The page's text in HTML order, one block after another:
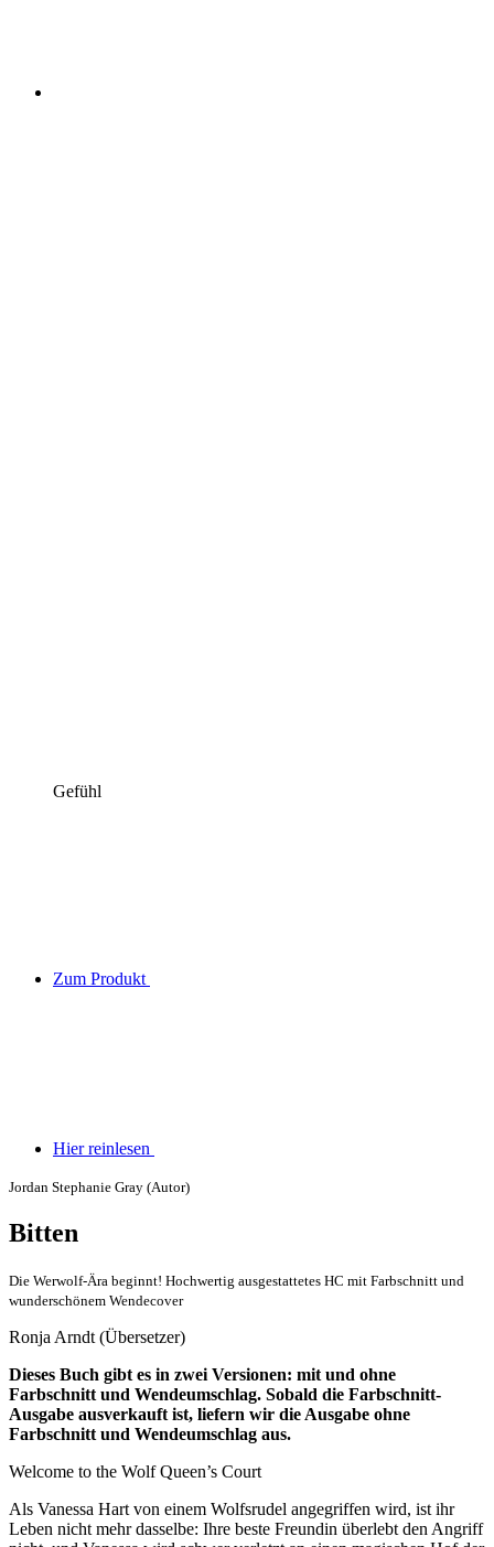
Gefühl
Zum Produkt
Hier reinlesen
Jordan Stephanie Gray (Autor)
Bitten
Die Werwolf-Ära beginnt! Hochwertig ausgestattetes HC mit Farbschnitt und
wunderschönem Wendecover
Ronja Arndt (Übersetzer)
Dieses Buch gibt es in zwei Versionen: mit und ohne
Farbschnitt und Wendeumschlag. Sobald die Farbschnitt-
Ausgabe ausverkauft ist, liefern wir die Ausgabe ohne
Farbschnitt und Wendeumschlag aus.
Welcome to the Wolf Queen’s Court
Als Vanessa Hart von einem Wolfsrudel angegriffen wird, ist ihr
Leben nicht mehr dasselbe: Ihre beste Freundin überlebt den Angriff